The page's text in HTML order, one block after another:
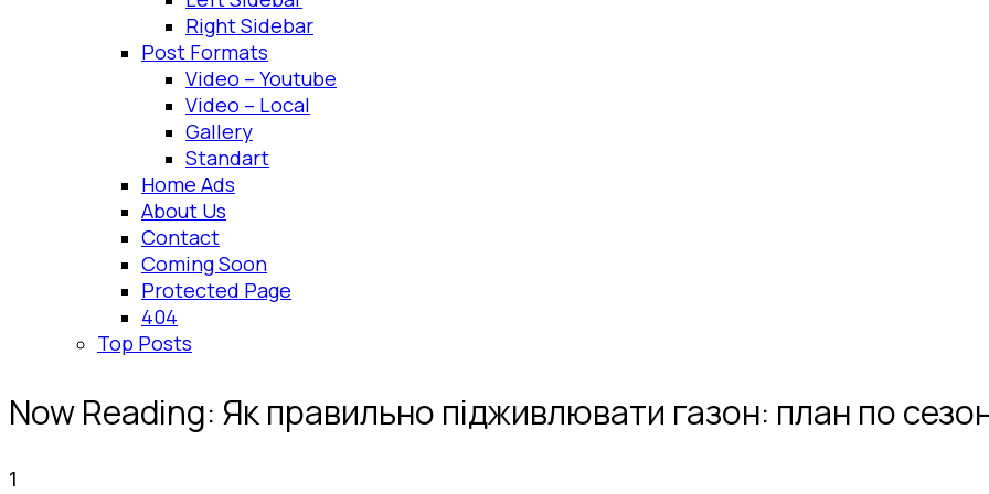
Right Sidebar
Post Formats
Video – Youtube
Video – Local
Gallery
Standart
Home Ads
About Us
Contact
Coming Soon
Protected Page
404
Top Posts
Now Reading: Як правильно підживлювати газон: план по
1